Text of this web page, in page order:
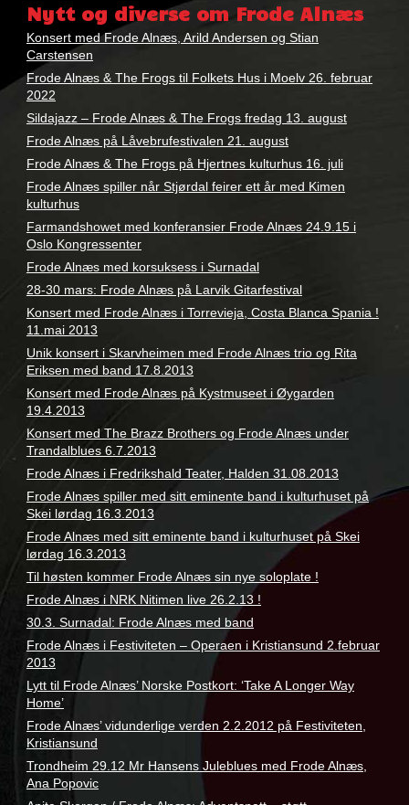
kontakt
Nytt og diverse om Frode Alnæs
Konsert med Frode Alnæs, Arild Andersen og Stian
Carstensen
Frode Alnæs & The Frogs til Folkets Hus i Moelv 26. februar
2022
Sildajazz – Frode Alnæs & The Frogs fredag 13. august
Frode Alnæs på Låvebrufestivalen 21. august
Frode Alnæs & The Frogs på Hjertnes kulturhus 16. juli
Frode Alnæs spiller når Stjørdal feirer ett år med Kimen
kulturhus
Farmandshowet med konferansier Frode Alnæs 24.9.15 i
Oslo Kongressenter
Frode Alnæs med korsuksess i Surnadal
28-30 mars: Frode Alnæs på Larvik Gitarfestival
Konsert med Frode Alnæs i Torrevieja, Costa Blanca Spania !
11.mai 2013
Unik konsert i Skarvheimen med Frode Alnæs trio og Rita
Eriksen med band 17.8.2013
Konsert med Frode Alnæs på Kystmuseet i Øygarden
19.4.2013
Konsert med The Brazz Brothers og Frode Alnæs under
Trandalblues 6.7.2013
Frode Alnæs i Fredrikshald Teater, Halden 31.08.2013
Frode Alnæs spiller med sitt eminente band i kulturhuset på
Skei lørdag 16.3.2013
Frode Alnæs med sitt eminente band i kulturhuset på Skei
lørdag 16.3.2013
Til høsten kommer Frode Alnæs sin nye soloplate !
Frode Alnæs i NRK Nitimen live 26.2.13 !
30.3. Surnadal: Frode Alnæs med band
Frode Alnæs i Festiviteten – Operaen i Kristiansund 2.februar
2013
Lytt til Frode Alnæs’ Norske Postkort: ‘Take A Longer Way
Home’
Frode Alnæs’ vidunderlige verden 2.2.2012 på Festiviteten,
Kristiansund
Trondheim 29.12 Mr Hansens Juleblues med Frode Alnæs,
Ana Popovic